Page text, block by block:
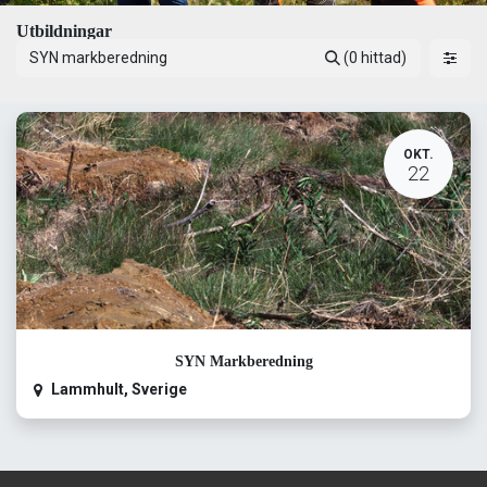
Utbildningar
(0 hittad)
OKT.
22
SYN Markberedning
Lammhult, Sverige